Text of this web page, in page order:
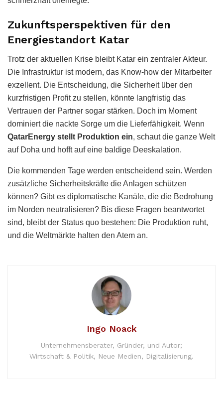
Zukunftsperspektiven für den
Energiestandort Katar
Trotz der aktuellen Krise bleibt Katar ein zentraler Akteur.
Die Infrastruktur ist modern, das Know-how der Mitarbeiter
exzellent. Die Entscheidung, die Sicherheit über den
kurzfristigen Profit zu stellen, könnte langfristig das
Vertrauen der Partner sogar stärken. Doch im Moment
dominiert die nackte Sorge um die Lieferfähigkeit. Wenn
QatarEnergy stellt Produktion ein, schaut die ganze Welt
auf Doha und hofft auf eine baldige Deeskalation.
Die kommenden Tage werden entscheidend sein. Werden
zusätzliche Sicherheitskräfte die Anlagen schützen
können? Gibt es diplomatische Kanäle, die die Bedrohung
im Norden neutralisieren? Bis diese Fragen beantwortet
sind, bleibt der Status quo bestehen: Die Produktion ruht,
und die Weltmärkte halten den Atem an.
Ingo Noack
Unternehmensberater, Gründer, und Autor;
Wirtschaft & Politik, Neue Medien, Digitalisierung.